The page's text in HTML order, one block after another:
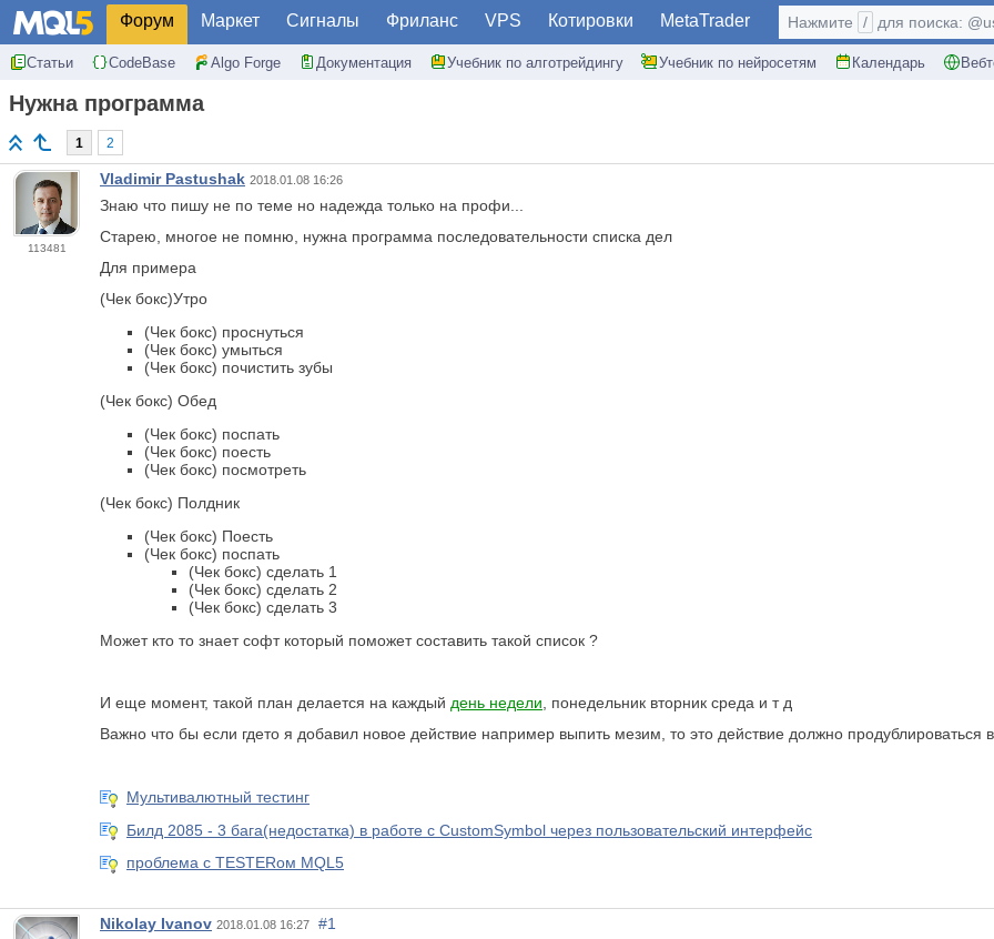
Форум Маркет Сигналы Фриланс VPS Котировки MetaTrader
Статьи CodeBase Algo Forge Документация Учебник по алготрейдингу Учебник по нейросетям Календарь
Нажмите / для поиска:
Нужна программа
1 2
113481
Vladimir Pastushak 2018.01.08 16:26
Знаю что пишу не по теме но надежда только на профи...
Старею, многое не помню, нужна программа последовательности списка дел
Для примера
(Чек бокс)Утро
(Чек бокс) проснуться
(Чек бокс) умыться
(Чек бокс) почистить зубы
(Чек бокс) Обед
(Чек бокс) поспать
(Чек бокс) поесть
(Чек бокс) посмотреть
(Чек бокс) Полдник
(Чек бокс) Поесть
(Чек бокс) поспать
(Чек бокс) сделать 1
(Чек бокс) сделать 2
(Чек бокс) сделать 3
Может кто то знает софт который поможет составить такой список ?
И еще момент, такой план делается на каждый день недели, понедельник вторник среда и т д
Важно что бы если гдето я добавил новое действие например выпить мезим, то это действие должно
Мультивалютный тестинг
Билд 2085 - 3 бага(недостатка) в работе с CustomSymbol через пользовательский интерфейс
проблема с TESTERом MQL5
Nikolay Ivanov 2018.01.08 16:27
#1